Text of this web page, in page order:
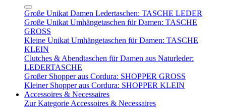
Große Unikat Damen Ledertaschen: TASCHE LEDER
Große Unikat Umhängetaschen für Damen: TASCHE
GROSS
Kleine Unikat Umhängetaschen für Damen: TASCHE
KLEIN
Clutches & Abendtaschen für Damen aus Naturleder:
LEDERTASCHE
Großer Shopper aus Cordura: SHOPPER GROSS
Kleiner Shopper aus Cordura: SHOPPER KLEIN
Accessoires & Necessaires
Zur Kategorie Accessoires & Necessaires